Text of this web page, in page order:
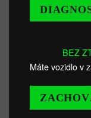
BEZ
Máte vozidlo v